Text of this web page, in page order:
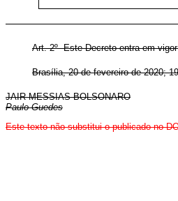
”
Art. 2º Este Decreto entra em
Brasília, 20 de fevereiro de 2020;
JAIR MESSIAS BOLSONARO
Paulo Guedes
Este texto não substitui o publicado no